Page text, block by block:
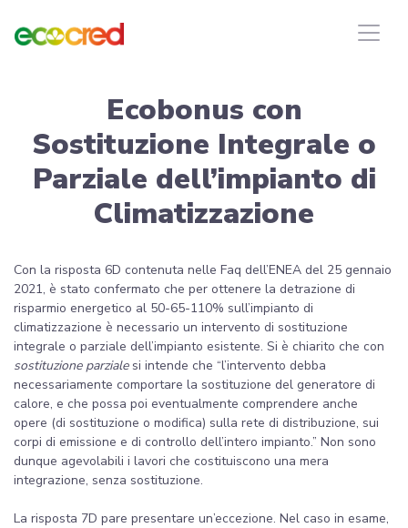
Ecobonus con
Sostituzione Integrale o
Parziale dell’impianto di
Climatizzazione
Con la risposta 6D contenuta nelle Faq dell’ENEA del 25 gennaio
2021, è stato confermato che per ottenere la detrazione di
risparmio energetico al 50-65-110% sull’impianto di
climatizzazione è necessario un intervento di sostituzione
integrale o parziale dell’impianto esistente. Si è chiarito che con
sostituzione parzialesi intende che “l’intervento debba
necessariamente comportare la sostituzione del generatore di
calore, e che possa poi eventualmente comprendere anche
opere (di sostituzione o modifica) sulla rete di distribuzione, sui
corpi di emissione e di controllo dell’intero impianto.” Non sono
dunque agevolabili i lavori che costituiscono una mera
integrazione, senza sostituzione.
La risposta 7D pare presentare un’eccezione. Nel caso in esame,